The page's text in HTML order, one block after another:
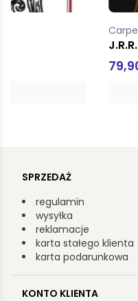
Carpenter Humphrey
J.R.R. Tolkien. Biografia
SPRZEDAŻ
regulamin
wysyłka
reklamacje
karta stałego klienta
karta podarunkowa
KONTO KLIENTA